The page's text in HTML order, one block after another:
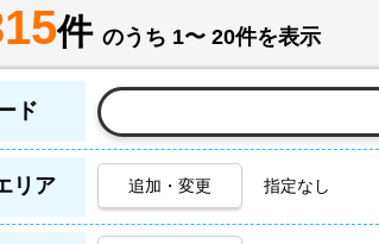
件 のうち 1〜 20件を表示
ド
リア 追加・変更 指定なし